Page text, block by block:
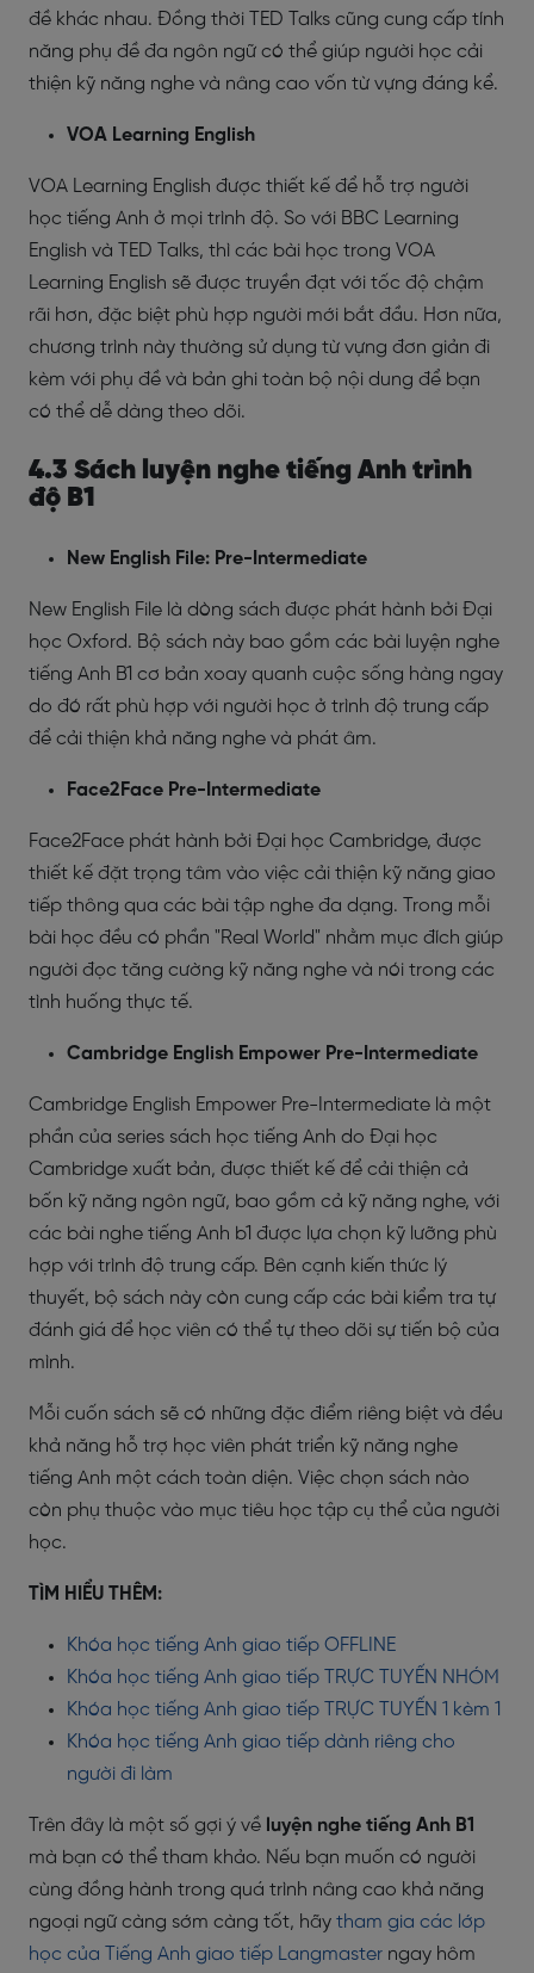
đề khác nhau. Đồng thời TED Talks cũng cung cấp tính
năng phụ đề đa ngôn ngữ có thể giúp người học cải
thiện kỹ năng nghe và nâng cao vốn từ vựng đáng kể.
VOA Learning English
VOA Learning English được thiết kế để hỗ trợ người
học tiếng Anh ở mọi trình độ. So với BBC Learning
English và TED Talks, thì các bài học trong VOA
Learning English sẽ được truyền đạt với tốc độ chậm
rãi hơn, đặc biệt phù hợp người mới bắt đầu. Hơn nữa,
chương trình này thường sử dụng từ vựng đơn giản đi
kèm với phụ đề và bản ghi toàn bộ nội dung để bạn
có thể dễ dàng theo dõi.
4.3 Sách luyện nghe tiếng Anh trình
độ B1
New English File: Pre-Intermediate
New English File là dòng sách được phát hành bởi Đại
học Oxford. Bộ sách này bao gồm các bài luyện nghe
tiếng Anh B1 cơ bản xoay quanh cuộc sống hàng ngay
do đó rất phù hợp với người học ở trình độ trung cấp
để cải thiện khả năng nghe và phát âm.
Face2Face Pre-Intermediate
Face2Face phát hành bởi Đại học Cambridge, được
thiết kế đặt trọng tâm vào việc cải thiện kỹ năng giao
tiếp thông qua các bài tập nghe đa dạng. Trong mỗi
bài học đều có phần "Real World" nhằm mục đích giúp
người đọc tăng cường kỹ năng nghe và nói trong các
tình huống thực tế.
Cambridge English Empower Pre-Intermediate
Cambridge English Empower Pre-Intermediate là một
phần của series sách học tiếng Anh do Đại học
Cambridge xuất bản, được thiết kế để cải thiện cả
bốn kỹ năng ngôn ngữ, bao gồm cả kỹ năng nghe, với
các bài nghe tiếng Anh b1 được lựa chọn kỹ lưỡng phù
hợp với trình độ trung cấp. Bên cạnh kiến thức lý
thuyết, bộ sách này còn cung cấp các bài kiểm tra tự
đánh giá để học viên có thể tự theo dõi sự tiến bộ của
mình.
Mỗi cuốn sách sẽ có những đặc điểm riêng biệt và đều
khả năng hỗ trợ học viên phát triển kỹ năng nghe
tiếng Anh một cách toàn diện. Việc chọn sách nào
còn phụ thuộc vào mục tiêu học tập cụ thể của người
học.
TÌM HIỂU THÊM:
Khóa học tiếng Anh giao tiếp OFFLINE
Khóa học tiếng Anh giao tiếp TRỰC TUYẾN NHÓM
Khóa học tiếng Anh giao tiếp TRỰC TUYẾN 1 kèm 1
Khóa học tiếng Anh giao tiếp dành riêng cho
người đi làm
Trên đây là một số gợi ý về luyện nghe tiếng Anh B1
mà bạn có thể tham khảo. Nếu bạn muốn có người
cùng đồng hành trong quá trình nâng cao khả năng
ngoại ngữ càng sớm càng tốt, hãy tham gia các lớp
học của Tiếng Anh giao tiếp Langmaster ngay hôm